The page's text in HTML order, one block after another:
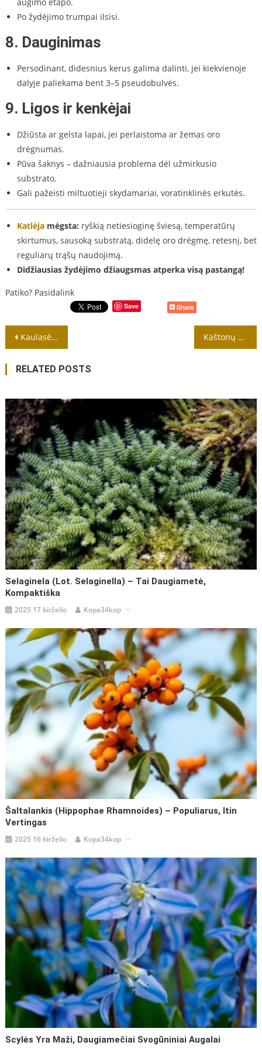
Po žydėjimo trumpai ilsisi.
8. Dauginimas
Persodinant, didesnius kerus galima dalinti, jei kiekvienoje
dalyje paliekama bent 3–5 pseudobulvės.
9. Ligos ir kenkėjai
Džiūsta ar gelsta lapai, jei perlaistoma ar žemas oro
drėgnumas.
Pūva šaknys – dažniausia problema dėl užmirkusio
substrato.
Gali pažeisti miltuotieji skydamariai, voratinklinės erkutės.
Katlėjamėgsta: ryškią netiesioginę šviesą, temperatūrų
skirtumus, sausoką substratą, didelę oro drėgmę, retesnį, bet
reguliarų trąšų naudojimą.
Didžiausias žydėjimo džiaugsmas atperka visą pastangą!
Patiko? Pasidalink
Save
Navigacija
tarp
įrašų
Kaulasėklio auginimas ir priežiūra Kaštonų sodinimas (Aesculus hippocastanum) Lietuvoje yra nesudėtingas
RELATED POSTS
Selaginela (lot. Selaginella) – Tai Daugiametė,
Kompaktiška
2025 17 birželio Kopa34kop
Šaltalankis (Hippophae Rhamnoides) – Populiarus, Itin
Vertingas
2025 16 birželio Kopa34kop
Scylės Yra Maži, Daugiamečiai Svogūniniai Augalai